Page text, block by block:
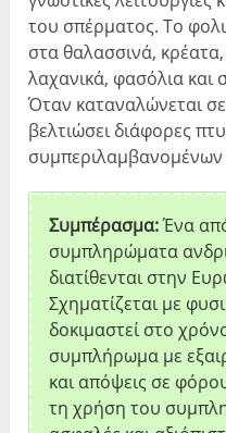
του σπέρματος. Το
στα θαλασσινά,
λαχανικά, φασόλια και
Όταν καταναλώνεται
βελτιώσει διάφορες
Συμπέρασμα:Ένα
συμπληρώματα
διατίθενται στην
Σχηματίζεται με
δοκιμαστεί στο
συμπλήρωμα με
και απόψεις σε
τη χρήση του